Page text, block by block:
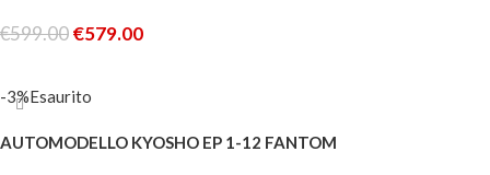
€599.00€579.00
-3%Esaurito
AUTOMODELLO KYOSHO EP 1-12 FANTOM